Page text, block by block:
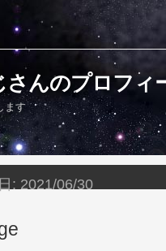
さんのプロフィ
ます
: 2021/06/30